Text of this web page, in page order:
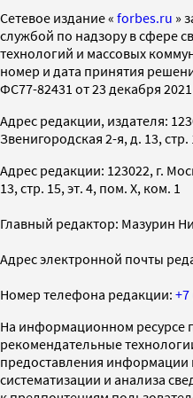
Cетевое издание « forbes.ru »
службой по надзору в сфере
технологий и массовых
номер и дата принятия
ФС77-82431 от 23 декабря 2021
Адрес редакции, издателя:
Звенигородская 2-я, д. 13, стр.
Адрес редакции: 123022, г.
13, стр. 15, эт. 4, пом. X, ком. 1
Главный редактор: Мазурин
Адрес электронной почты
Номер телефона редакции: +7
На информационном ресурсе
рекомендательные
предоставления информации
систематизации и анализа